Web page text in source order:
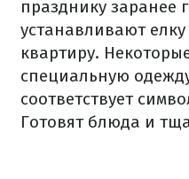
празднику заранее
устанавливают
квартиру.
специальную
соответствует
Готовят блюда и